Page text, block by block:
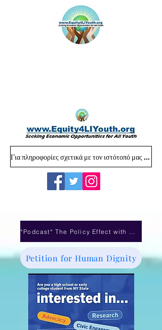
Για πληροφορίες σχετικά με τον ιστότοπό μας επικοινωνήστε με: Equity4LIYouth@gmail.com
Petition for Human Dignity